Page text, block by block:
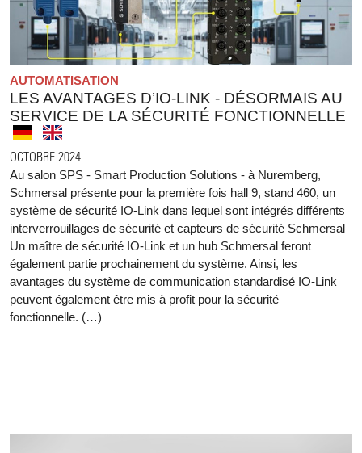
AUTOMATISATION
LES AVANTAGES D’IO-LINK - DÉSORMAIS AU
SERVICE DE LA SÉCURITÉ FONCTIONNELLE
OCTOBRE 2024
Au salon SPS - Smart Production Solutions - à Nuremberg,
Schmersal présente pour la première fois hall 9, stand 460, un
système de sécurité IO-Link dans lequel sont intégrés différents
interverrouillages de sécurité et capteurs de sécurité Schmersal
Un maître de sécurité IO-Link et un hub Schmersal feront
également partie prochainement du système. Ainsi, les
avantages du système de communication standardisé IO-Link
peuvent également être mis à profit pour la sécurité
fonctionnelle. (…)